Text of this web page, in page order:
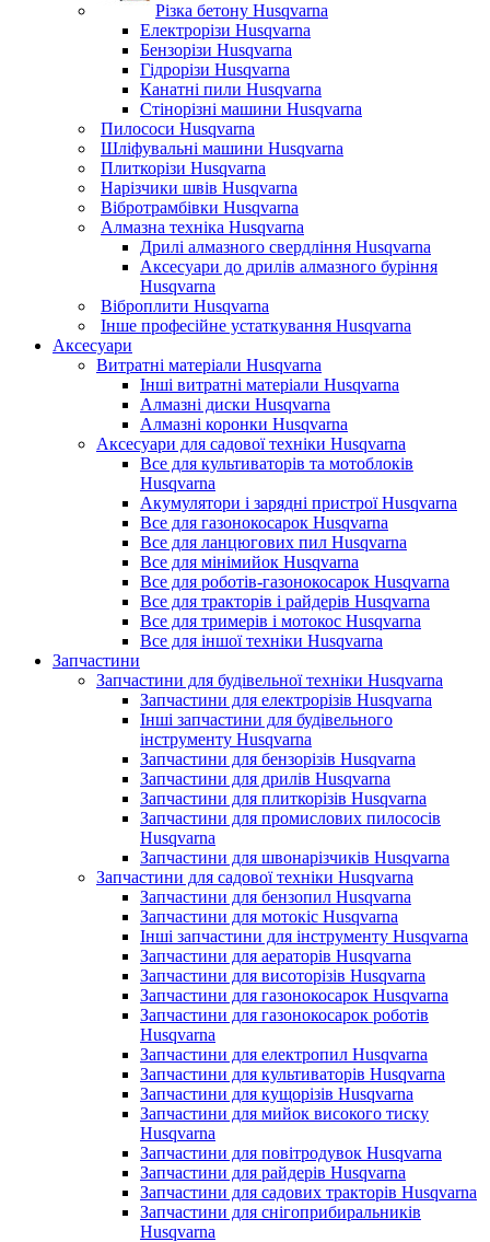
Різка бетону Husqvarna
Електрорізи Husqvarna
Бензорізи Husqvarna
Гідрорізи Husqvarna
Канатні пили Husqvarna
Стінорізні машини Husqvarna
Пилососи Husqvarna
Шліфувальні машини Husqvarna
Плиткорізи Husqvarna
Нарізчики швів Husqvarna
Вібротрамбівки Husqvarna
Алмазна техніка Husqvarna
Дрилі алмазного свердління Husqvarna
Аксесуари до дрилів алмазного буріння
Husqvarna
Віброплити Husqvarna
Інше професійне устаткування Husqvarna
Аксесуари
Витратні матеріали Husqvarna
Інші витратні матеріали Husqvarna
Алмазні диски Husqvarna
Алмазні коронки Husqvarna
Аксесуари для садової техніки Husqvarna
Все для культиваторів та мотоблоків
Husqvarna
Акумулятори і зарядні пристрої Husqvarna
Все для газонокосарок Husqvarna
Все для ланцюгових пил Husqvarna
Все для мінімийок Husqvarna
Все для роботів-газонокосарок Husqvarna
Все для тракторів і райдерів Husqvarna
Все для тримерів і мотокос Husqvarna
Все для іншої техніки Husqvarna
Запчастини
Запчастини для будівельної техніки Husqvarna
Запчастини для електрорізів Husqvarna
Інші запчастини для будівельного
інструменту Husqvarna
Запчастини для бензорізів Husqvarna
Запчастини для дрилів Husqvarna
Запчастини для плиткорізів Husqvarna
Запчастини для промислових пилососів
Husqvarna
Запчастини для швонарізчиків Husqvarna
Запчастини для садової техніки Husqvarna
Запчастини для бензопил Husqvarna
Запчастини для мотокіс Husqvarna
Інші запчастини для інструменту Husqvarna
Запчастини для аераторів Husqvarna
Запчастини для висоторізів Husqvarna
Запчастини для газонокосарок Husqvarna
Запчастини для газонокосарок роботів
Husqvarna
Запчастини для електропил Husqvarna
Запчастини для культиваторів Husqvarna
Запчастини для кущорізів Husqvarna
Запчастини для мийок високого тиску
Husqvarna
Запчастини для повітродувок Husqvarna
Запчастини для райдерів Husqvarna
Запчастини для садових тракторів Husqvarna
Запчастини для снігоприбиральників
Husqvarna